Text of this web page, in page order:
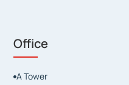
Office
A Tower